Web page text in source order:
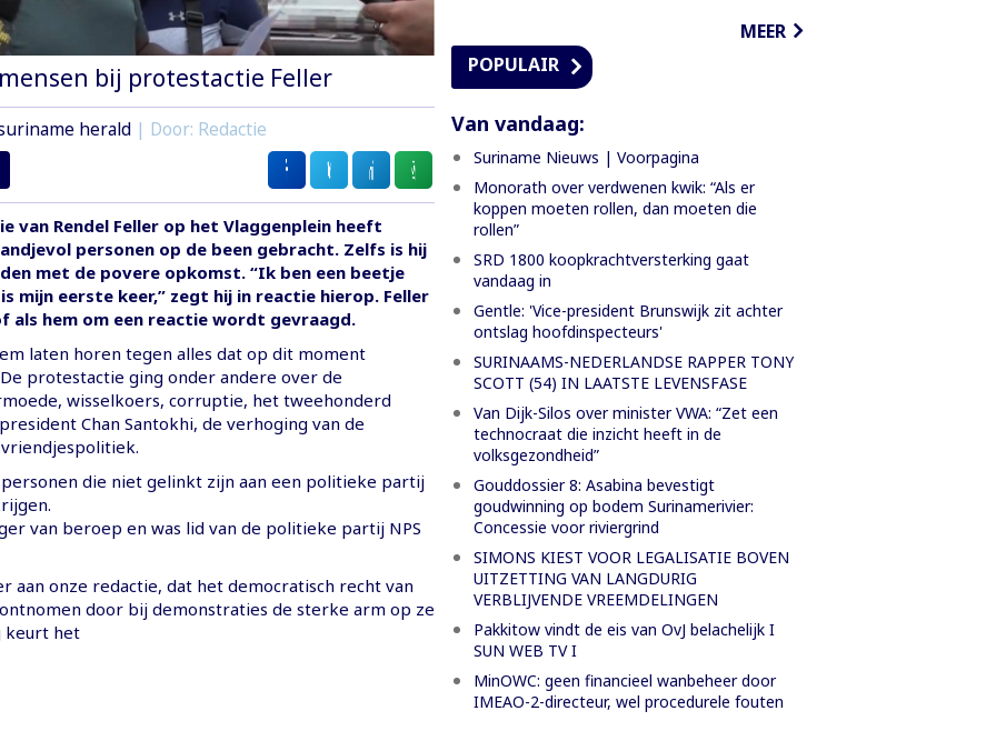
bij protestactie Feller
herald| Door: Redactie
van Rendel Feller op het Vlaggenplein heeft
personen op de been gebracht. Zelfs is hij
met de povere opkomst. “Ik ben een beetje
mijn eerste keer,” zegt hij in reactie hierop. Feller
als hem om een reactie wordt gevraagd.
laten horen tegen alles dat op dit moment
protestactie ging onder andere over de
wisselkoers, corruptie, het tweehonderd
Chan Santokhi, de verhoging van de
die niet gelinkt zijn aan een politieke partij
van beroep en was lid van de politieke partij NPS
aan onze redactie, dat het democratisch recht van
door bij demonstraties de sterke arm op ze
keurt het
MEER
POPULAIR
Van vandaag:
Suriname Nieuws | Voorpagina
Monorath over verdwenen kwik: “Als er
koppen moeten rollen, dan moeten die
rollen”
SRD 1800 koopkrachtversterking gaat
vandaag in
Gentle: 'Vice-president Brunswijk zit achter
ontslag hoofdinspecteurs'
SURINAAMS-NEDERLANDSE RAPPER TONY
SCOTT (54) IN LAATSTE LEVENSFASE
Van Dijk-Silos over minister VWA: “Zet een
technocraat die inzicht heeft in de
volksgezondheid”
Gouddossier 8: Asabina bevestigt
goudwinning op bodem Surinamerivier:
Concessie voor riviergrind
SIMONS KIEST VOOR LEGALISATIE BOVEN
UITZETTING VAN LANGDURIG
VERBLIJVENDE VREEMDELINGEN
Pakkitow vindt de eis van OvJ belachelijk I
SUN WEB TV I
MinOWC: geen financieel wanbeheer door
IMEAO-2-directeur, wel procedurele fouten